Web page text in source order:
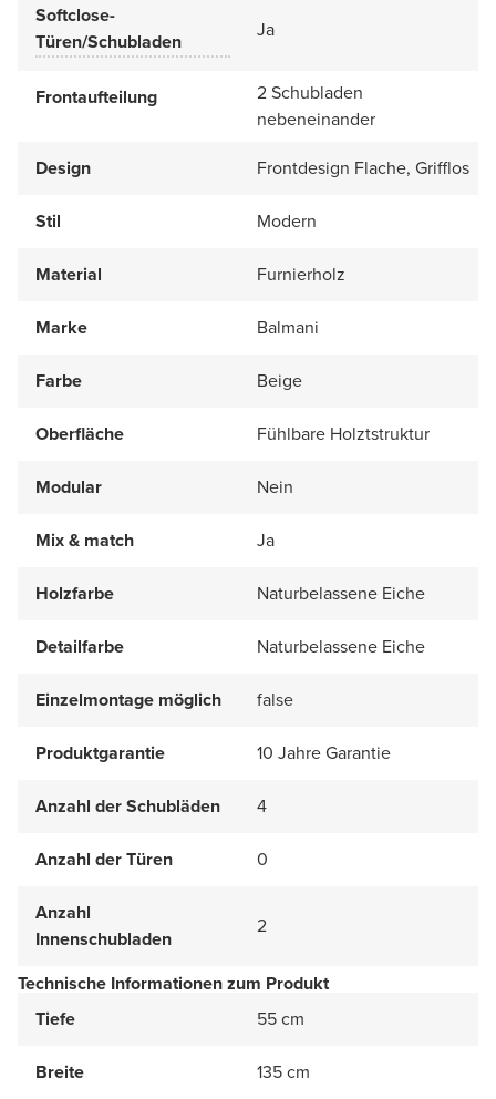
Softclose-
Türen/Schubladen
Ja
Frontaufteilung
2 Schubladen
nebeneinander
Design
Frontdesign Flache, Grifflos
Stil Modern
Material Furnierholz
Marke Balmani
Farbe Beige
Oberfläche Fühlbare Holztstruktur
Modular Nein
Mix & match Ja
Holzfarbe Naturbelassene Eiche
Detailfarbe Naturbelassene Eiche
Einzelmontage möglich false
Produktgarantie 10 Jahre Garantie
Anzahl der Schubläden 4
Anzahl der Türen 0
Anzahl
Innenschubladen
2
Technische Informationen zum Produkt
Tiefe
55 cm
Breite 135 cm